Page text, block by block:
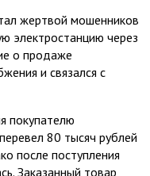
жертвой мошенников
электростанцию через
о продаже
и связался с
покупателю
80 тысяч рублей
после поступления
Заказанный товар